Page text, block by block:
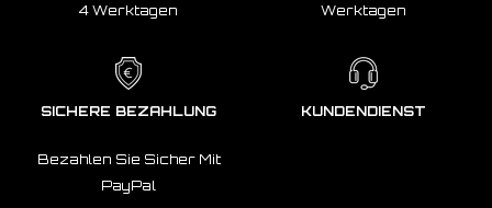
4 Werktagen
Werktagen
SICHERE BEZAHLUNG
Bezahlen Sie Sicher Mit
PayPal
KUNDENDIENST